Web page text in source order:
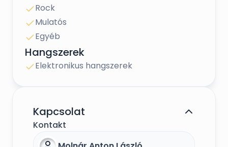
DJ Szövetségi tag vagyok, befizetett jogdíjjal
rendezett MAHASZ engedélyes zenei anyaggal.
Márkás, kitűnő hang, és fénytechnikám van,
valamint modern hangszerem, és DJ technikám.
Mivel többnyire az élőzene, és DJ műsor
kombinációját nyújtom, ezért nincs szükségem
sikerét!
Rock
Mulatós
Egyéb
Hangszerek
Elektronikus hangszerek
Kapcsolat
Kontakt